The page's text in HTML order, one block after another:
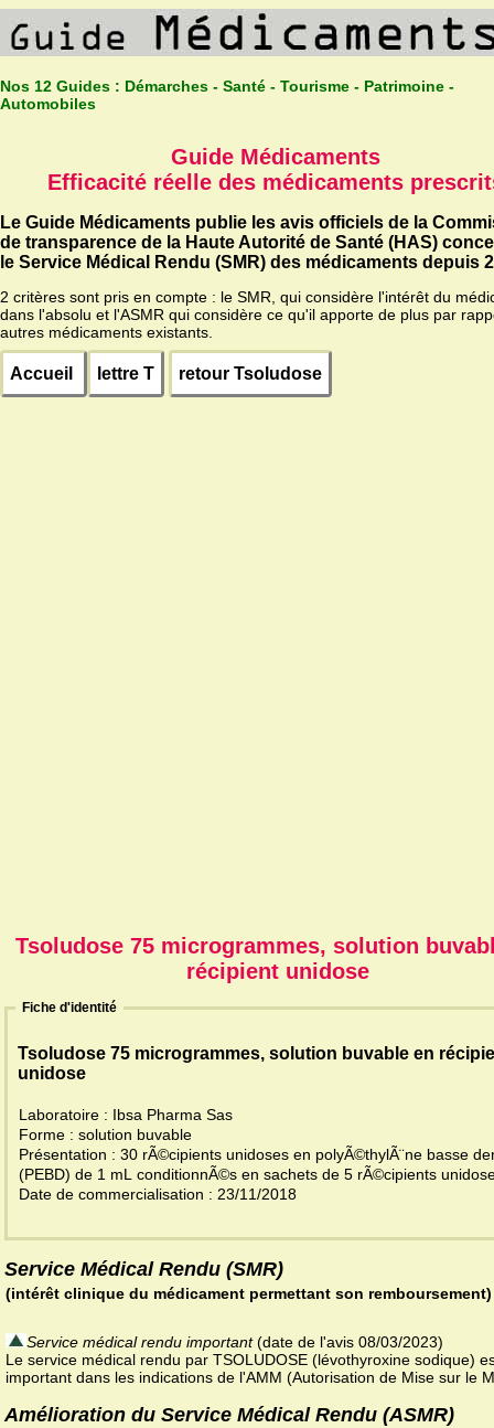
Nos 12 Guides : Démarches - Santé - Tourisme - Patrimoine -
Automobiles
Guide Médicaments
Efficacité réelle des médicaments
Le Guide Médicaments publie les avis officiels de la
de transparence de la Haute Autorité de Santé (HAS)
le Service Médical Rendu (SMR) des médicaments depuis
2 critères sont pris en compte : le SMR, qui considère l'intérêt du
dans l'absolu et l'ASMR qui considère ce qu'il apporte de plus par
autres médicaments existants.
Accueil lettre T retour Tsoludose
Tsoludose 75 microgrammes, solution
récipient unidose
Fiche d'identité
Tsoludose 75 microgrammes, solution buvable en
unidose
Laboratoire : Ibsa Pharma Sas
Forme : solution buvable
Présentation : 30 rÃ©cipients unidoses en polyÃ©thylÃ¨ne basse
(PEBD) de 1 mL conditionnÃ©s en sachets de 5 rÃ©cipients
Date de commercialisation : 23/11/2018
Service Médical Rendu (SMR)
(intérêt clinique du médicament permettant son remboursement)
Service médical rendu important(date de l'avis 08/03/2023)
Le service médical rendu par TSOLUDOSE (lévothyroxine sodique)
important dans les indications de l'AMM (Autorisation de Mise sur le
Amélioration du Service Médical Rendu (ASMR)